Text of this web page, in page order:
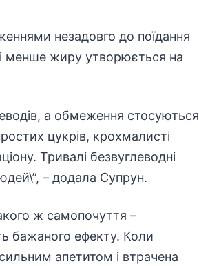
незадовго до поїдання
менше жиру утворюється на
а обмеження стосуються
цукрів, крохмалисті
Тривалі безвуглеводні
– додала Супрун.
ж самопочуття –
бажаного ефекту. Коли
апетитом і втрачена